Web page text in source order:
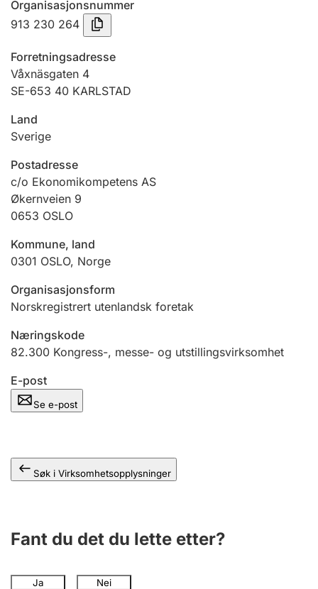
Tinglysing
Jeger
Betaling og jegeravgiftskort
Ektepaktveileder
Offentlig sektor
Andre tema
Organisasjonsnummer
913 230 264
Forretningsadresse
Våxnäsgaten 4
SE-653 40 KARLSTAD
Land
Sverige
Postadresse
c/o Ekonomikompetens AS
Økernveien 9
0653 OSLO
Kommune, land
0301 OSLO, Norge
Organisasjonsform
Norskregistrert utenlandsk foretak
Næringskode
82.300 Kongress-, messe- og utstillingsvirksomhet
E-post
Se e-post
Søk i Virksomhetsopplysninger
Fant du det du lette etter?
Ja Nei